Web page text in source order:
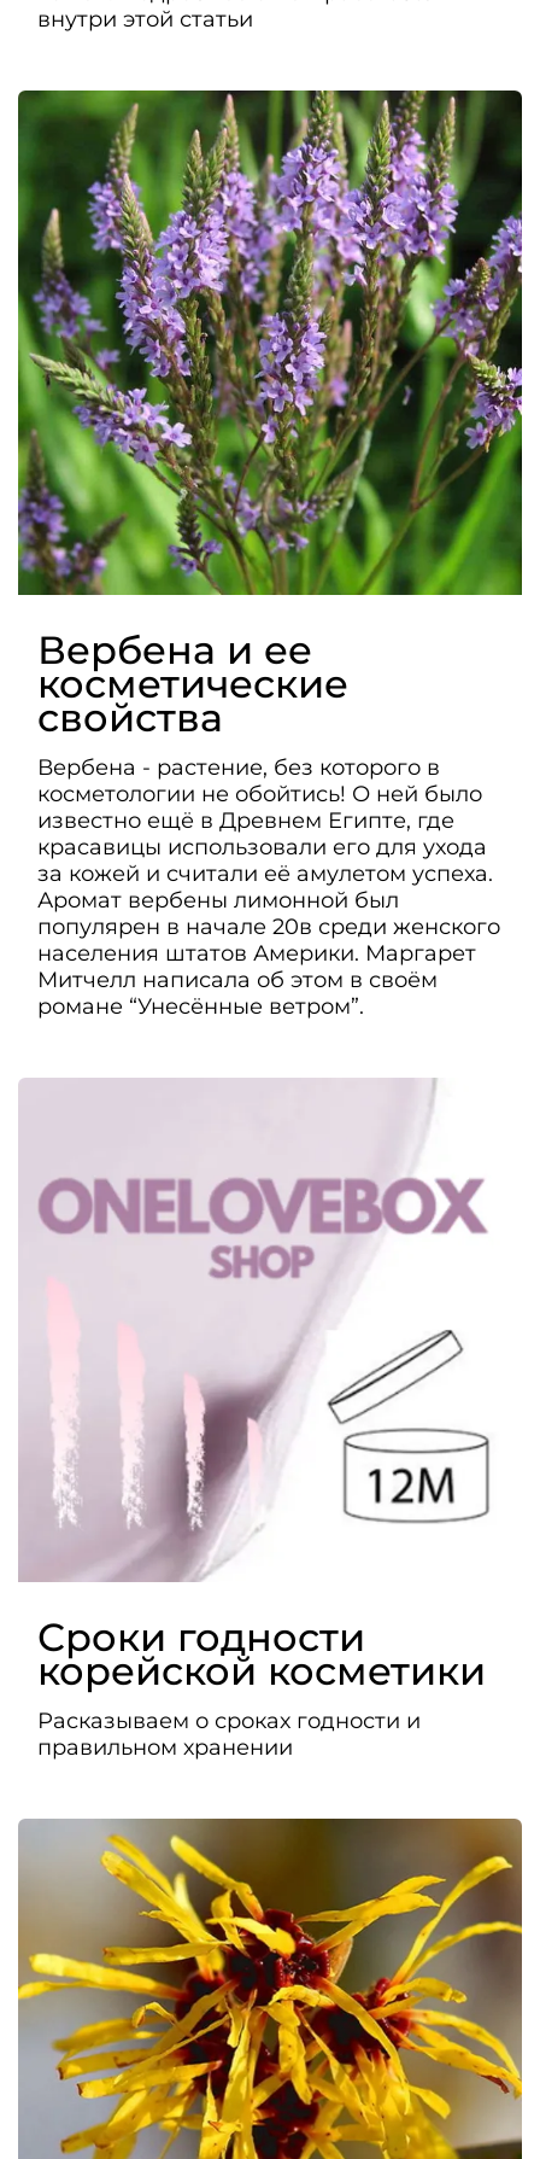
внутри этой статьи
Вербена и ее
косметические
свойства
Вербена - растение, без которого в
косметологии не обойтись! О ней было
известно ещё в Древнем Египте, где
красавицы использовали его для ухода
за кожей и считали её амулетом успеха.
Аромат вербены лимонной был
популярен в начале 20в среди женского
населения штатов Америки. Маргарет
Митчелл написала об этом в своём
романе “Унесённые ветром”.
Сроки годности
корейской косметики
Расказываем о сроках годности и
правильном хранении